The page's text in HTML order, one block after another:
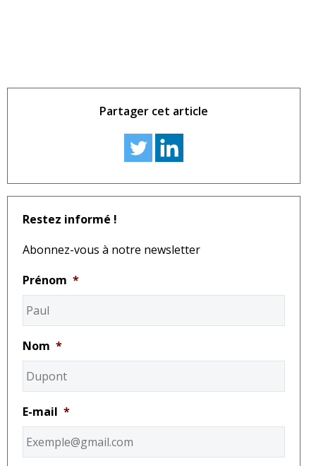
Partager cet article
Restez informé !
Abonnez-vous à notre newsletter
Prénom *
Nom *
E-mail *